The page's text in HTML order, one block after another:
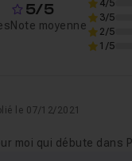
les tracés dans 3ds
5/5
Note moyenne
4/5
3/5
2/5
1/5
le 07/12/2021
moi qui débute dans